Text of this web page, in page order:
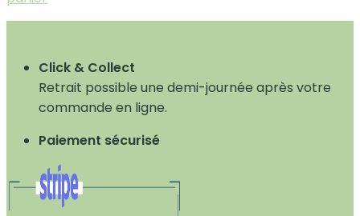
Click & Collect
Retrait possible une demi-journée après votre
commande en ligne.
Paiement sécurisé